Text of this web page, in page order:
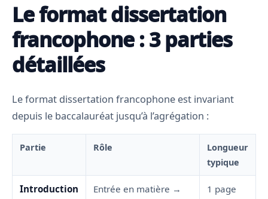
Le format dissertation
francophone : 3 parties
détaillées
Le format dissertation francophone est invariant
depuis le baccalauréat jusqu’à l’agrégation :
Partie Rôle
Longueur
typique
Introduction
Entrée en matière →
1 page